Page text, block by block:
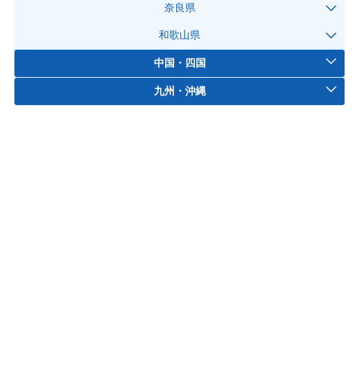
奈良県
和歌山県
中国・四国
九州・沖縄